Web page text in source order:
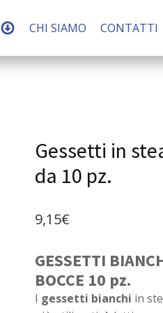
CHI SIAMO CONTATTI
Gessetti in
da 10 pz.
9,15€
GESSETTI
BOCCE 10 pz.
I gessetti bianchi in